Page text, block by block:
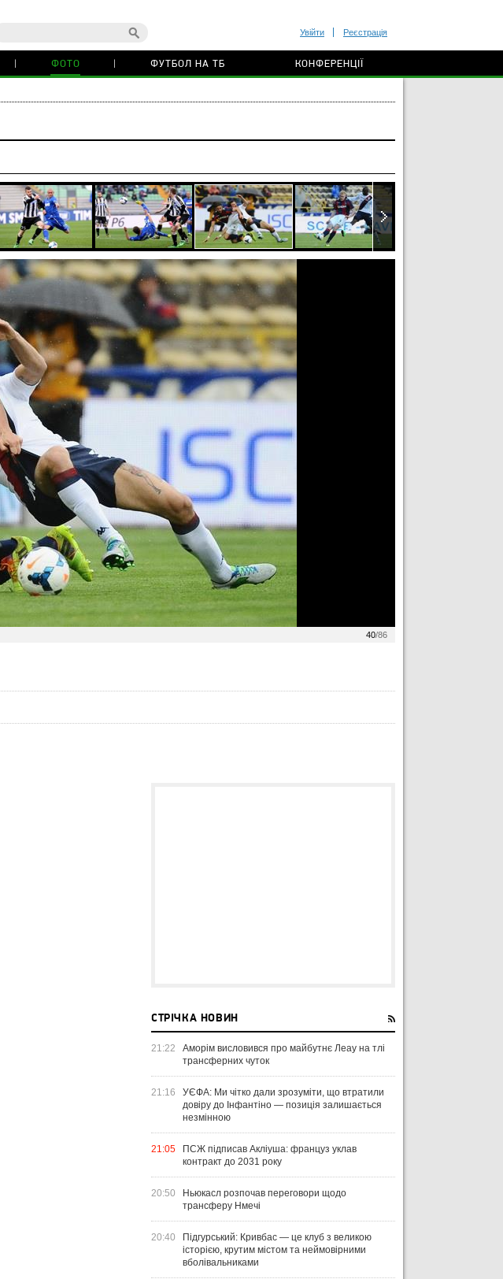
Увійти Реєстрація
ФОТО ФУТБОЛ НА ТБ КОНФЕРЕНЦІЇ
40/86
СТРІЧКА НОВИН
21:22
Аморім висловився про майбутнє Леау на тлі
трансферних чуток
21:16
УЄФА: Ми чітко дали зрозуміти, що втратили
довіру до Інфантіно — позиція залишається
незмінною
21:05
ПСЖ підписав Акліуша: француз уклав
контракт до 2031 року
20:50
Ньюкасл розпочав переговори щодо
трансферу Нмечі
20:40
Підгурський: Кривбас — це клуб з великою
історією, крутим містом та неймовірними
вболівальниками